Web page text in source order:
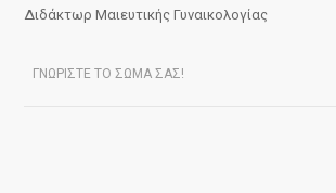
Διδάκτωρ Μαιευτικής Γυναικολογίας
ΓΝΩΡΙΣΤΕ ΤΟ ΣΩΜΑ ΣΑΣ!